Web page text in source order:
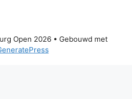
Open 2026• Gebouwd met